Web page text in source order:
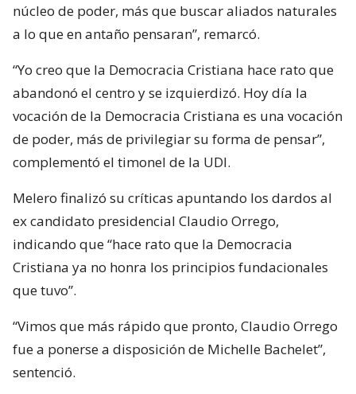
núcleo de poder, más que buscar aliados naturales
a lo que en antaño pensaran”, remarcó.
“Yo creo que la Democracia Cristiana hace rato que
abandonó el centro y se izquierdizó. Hoy día la
vocación de la Democracia Cristiana es una vocación
de poder, más de privilegiar su forma de pensar”,
complementó el timonel de la UDI.
Melero finalizó su críticas apuntando los dardos al
ex candidato presidencial Claudio Orrego,
indicando que “hace rato que la Democracia
Cristiana ya no honra los principios fundacionales
que tuvo”.
“Vimos que más rápido que pronto, Claudio Orrego
fue a ponerse a disposición de Michelle Bachelet”,
sentenció.